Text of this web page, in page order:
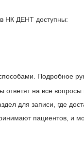
в НК ДЕНТ доступны:
Подробное
ответят на все
для записи, где
пациентов, и